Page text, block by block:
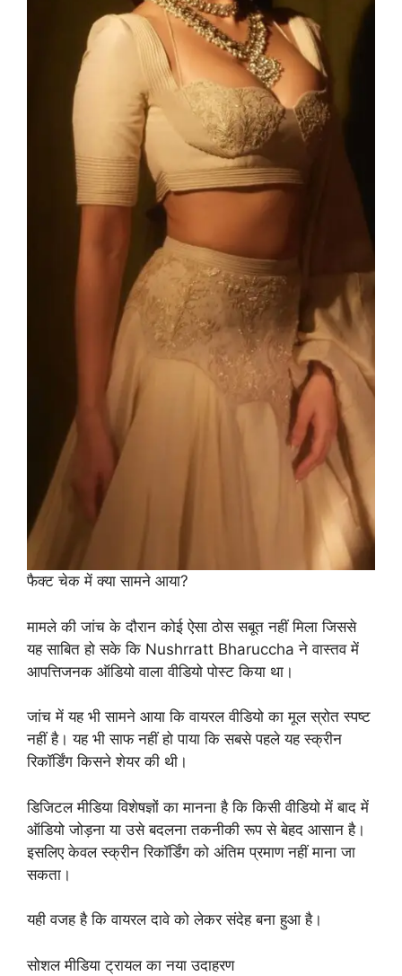
फैक्ट चेक में क्या सामने आया?
मामले की जांच के दौरान कोई ऐसा ठोस सबूत नहीं मिला जिससे
यह साबित हो सके कि Nushrratt Bharuccha ने वास्तव में
आपत्तिजनक ऑडियो वाला वीडियो पोस्ट किया था।
जांच में यह भी सामने आया कि वायरल वीडियो का मूल स्रोत स्पष्ट
नहीं है। यह भी साफ नहीं हो पाया कि सबसे पहले यह स्क्रीन
रिकॉर्डिंग किसने शेयर की थी।
डिजिटल मीडिया विशेषज्ञों का मानना है कि किसी वीडियो में बाद में
ऑडियो जोड़ना या उसे बदलना तकनीकी रूप से बेहद आसान है।
इसलिए केवल स्क्रीन रिकॉर्डिंग को अंतिम प्रमाण नहीं माना जा
सकता।
यही वजह है कि वायरल दावे को लेकर संदेह बना हुआ है।
सोशल मीडिया ट्रायल का नया उदाहरण